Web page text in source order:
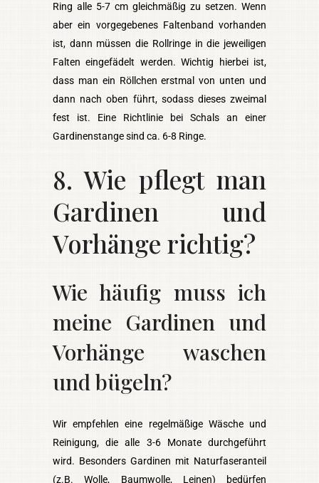
Ring alle 5-7 cm gleichmäßig zu setzen. Wenn
aber ein vorgegebenes Faltenband vorhanden
ist, dann müssen die Rollringe in die jeweiligen
Falten eingefädelt werden. Wichtig hierbei ist,
dass man ein Röllchen erstmal von unten und
dann nach oben führt, sodass dieses zweimal
fest ist. Eine Richtlinie bei Schals an einer
Gardinenstange sind ca. 6-8 Ringe.
8. Wie pflegt man
Gardinen und
Vorhänge richtig?
Wie häufig muss ich
meine Gardinen und
Vorhänge waschen
und bügeln?
Wir empfehlen eine regelmäßige Wäsche und
Reinigung, die alle 3-6 Monate durchgeführt
wird. Besonders Gardinen mit Naturfaseranteil
(z.B. Wolle, Baumwolle, Leinen) bedürfen